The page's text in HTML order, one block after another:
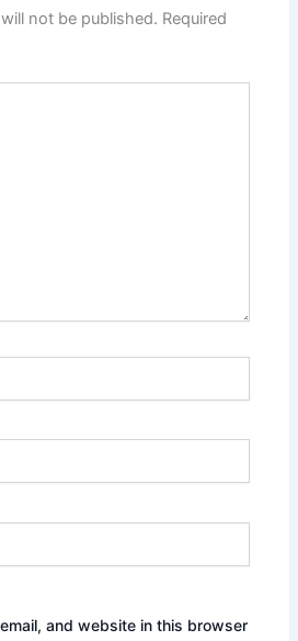
not be published. Required
and website in this browser